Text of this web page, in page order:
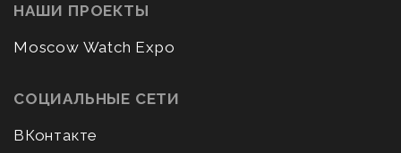
НАШИ ПРОЕКТЫ
Moscow Watch Expo
СОЦИАЛЬНЫЕ СЕТИ
ВКонтакте